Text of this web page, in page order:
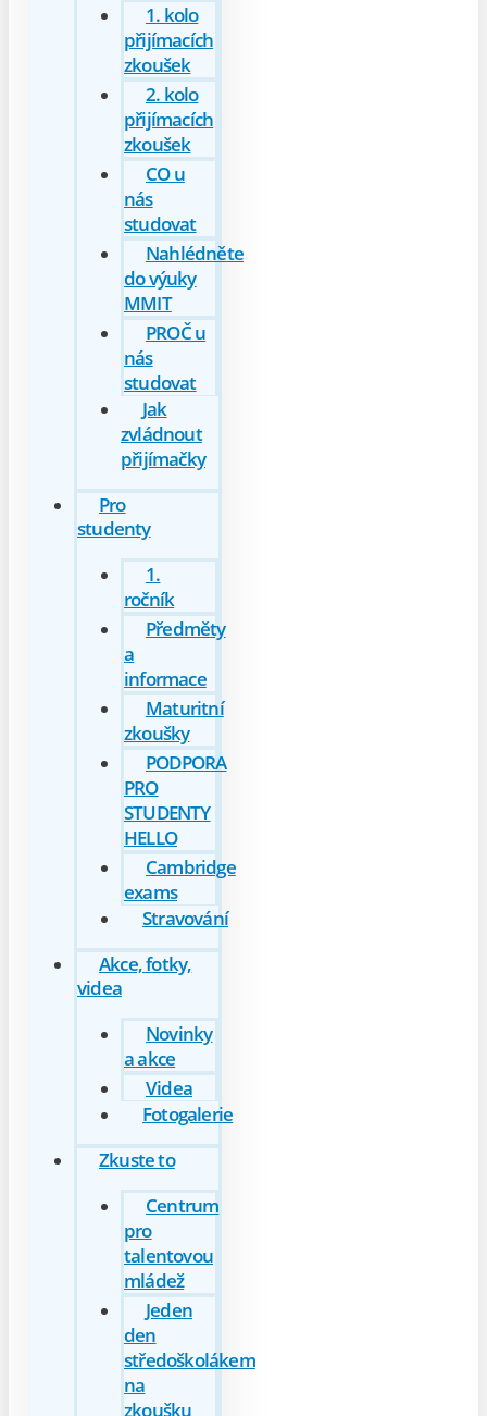
1. kolo
přijímacích
zkoušek
2. kolo
přijímacích
zkoušek
CO u
nás
studovat
Nahlédněte
do výuky
MMIT
PROČ u
nás
studovat
Jak
zvládnout
přijímačky
Pro
studenty
1.
ročník
Předměty
a
informace
Maturitní
zkoušky
PODPORA
PRO
STUDENTY
HELLO
Cambridge
exams
Stravování
Akce, fotky,
videa
Novinky
a akce
Videa
Fotogalerie
Zkuste to
Centrum
pro
talentovou
mládež
Jeden
den
středoškolákem
na
zkoušku